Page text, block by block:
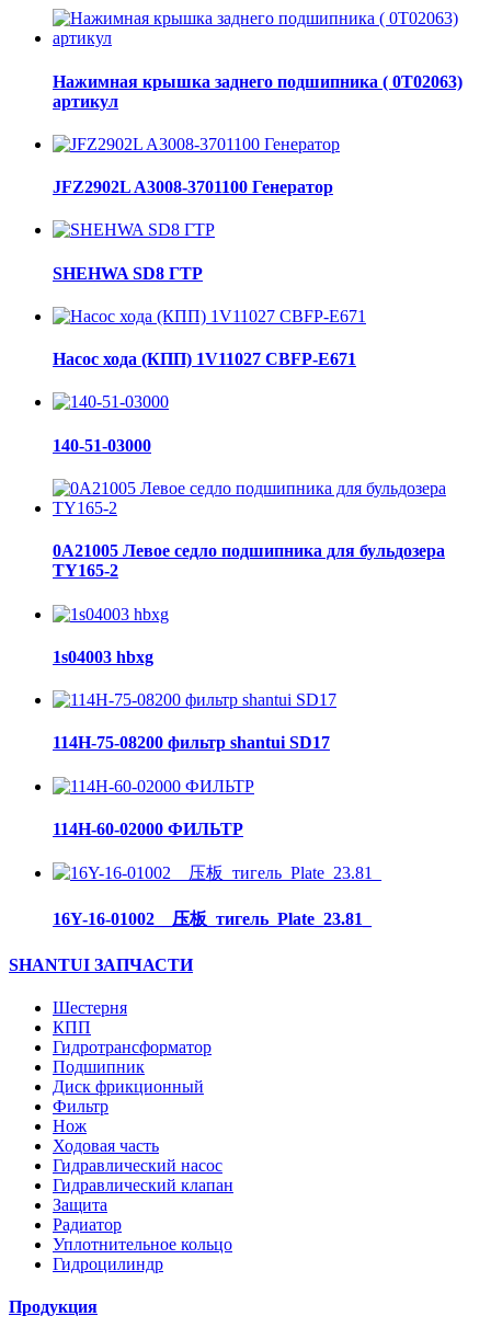
Нажимная крышка заднего подшипника ( 0Т02063)
артикул
JFZ2902L A3008-3701100 Генератор
SHEHWA SD8 ГТР
Насос хода (КПП) 1V11027 CBFP-E671
140-51-03000
0A21005 Левое седло подшипника для бульдозера
TY165-2
1s04003 hbxg
114H-75-08200 фильтр shantui SD17
114H-60-02000 ФИЛЬТР
16Y-16-01002__压板_тигель_Plate_23.81_
SHANTUI ЗАПЧАСТИ
Шестерня
КПП
Гидротрансформатор
Подшипник
Диск фрикционный
Фильтр
Нож
Ходовая часть
Гидравлический насос
Гидравлический клапан
Защита
Радиатор
Уплотнительное кольцо
Гидроцилиндр
Продукция